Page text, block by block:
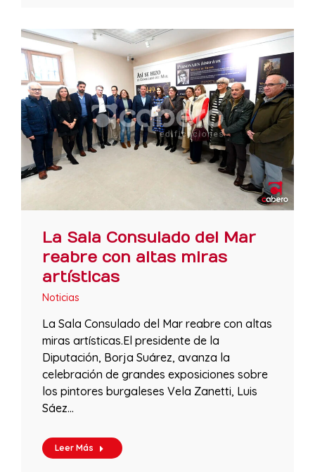
La Sala Consulado del Mar
reabre con altas miras
artísticas
Noticias
La Sala Consulado del Mar reabre con altas
miras artísticas.El presidente de la
Diputación, Borja Suárez, avanza la
celebración de grandes exposiciones sobre
los pintores burgaleses Vela Zanetti, Luis
Sáez…
Leer Más